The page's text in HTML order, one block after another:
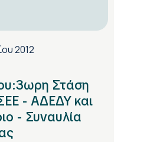
2012
Στάση
- ΑΔΕΔΥ και
- Συναυλία